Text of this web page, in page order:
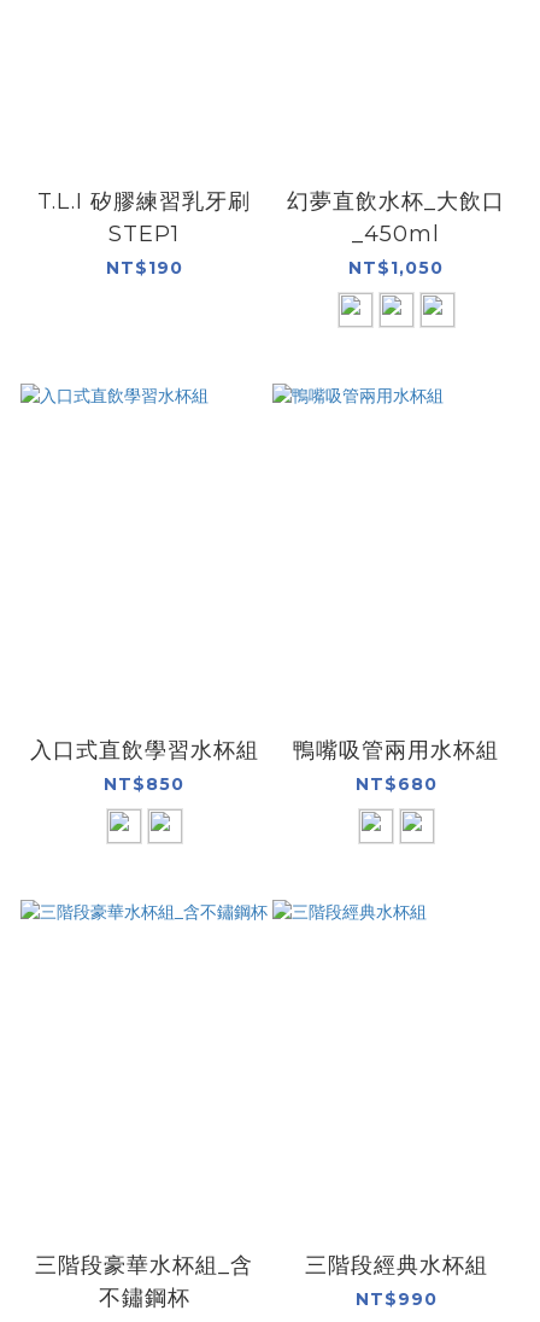
T.L.I 矽膠練習乳牙刷
STEP1
NT$190
幻夢直飲水杯_大飲口
_450ml
NT$1,050
入口式直飲學習水杯組
NT$850
鴨嘴吸管兩用水杯組
NT$680
三階段豪華水杯組_含
不鏽鋼杯
三階段經典水杯組
NT$990